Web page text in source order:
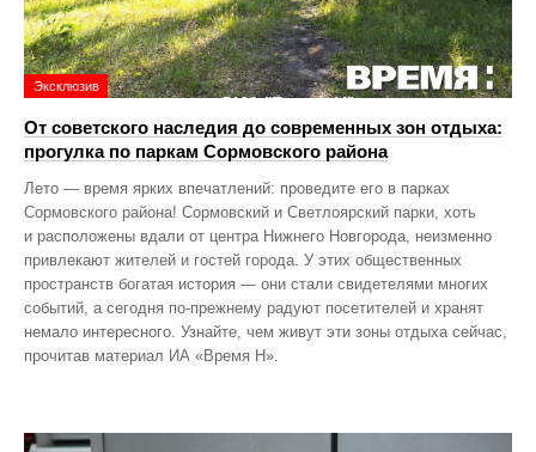
Эксклюзив
От советского наследия до современных зон отдыха:
прогулка по паркам Сормовского района
Лето — время ярких впечатлений: проведите его в парках
Сормовского района! Сормовский и Светлоярский парки, хоть
и расположены вдали от центра Нижнего Новгорода, неизменно
привлекают жителей и гостей города. У этих общественных
пространств богатая история — они стали свидетелями многих
событий, а сегодня по‑прежнему радуют посетителей и хранят
немало интересного. Узнайте, чем живут эти зоны отдыха сейчас,
прочитав материал ИА «Время Н».